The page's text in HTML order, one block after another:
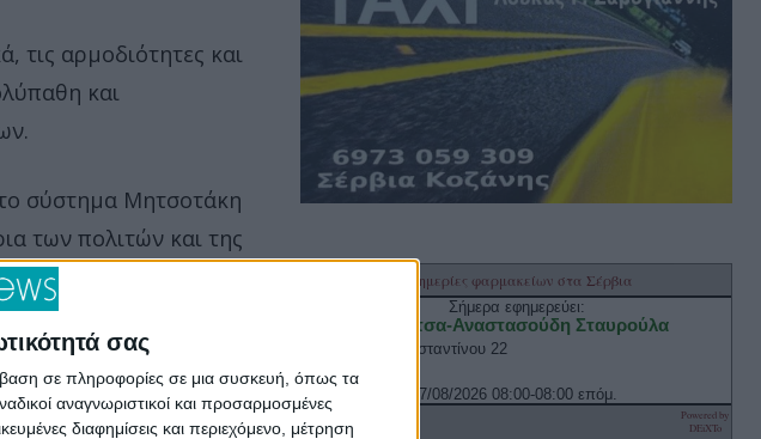
σας
σε πληροφορίες σε μια συσκευή, όπως τα
αναγνωριστικοί και προσαρμοσμένες
διαφημίσεις και περιεχόμενο, μέτρηση
τις αρμοδιότητες και
και
σύστημα Μητσοτάκη
των πολιτών και της